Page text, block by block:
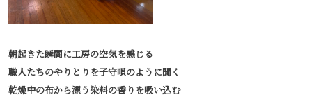
朝起きた瞬間に工房の空気を感じる
職人たちのやりとりを子守唄のように聞く
乾燥中の布から漂う染料の香りを吸い込む